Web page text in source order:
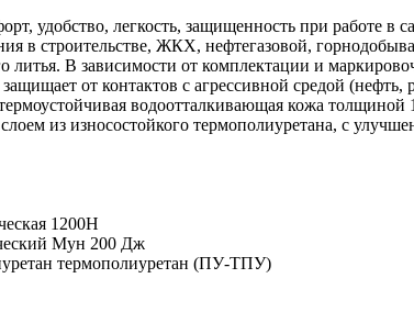
удобство, легкость, защищенность при работе в
в строительстве, ЖКХ, нефтегазовой,
литья. В зависимости от комплектации и
от контактов с агрессивной средой
водоотталкивающая кожа толщиной
из износостойкого термополиуретана, с
1200Н
Мун 200 Дж
термополиуретан (ПУ-ТПУ)